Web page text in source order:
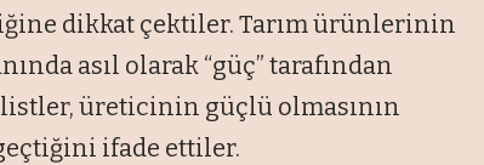
dikkat çektiler. Tarım ürünlerinin
asıl olarak “güç” tarafından
üreticinin güçlü olmasının
ifade ettiler.